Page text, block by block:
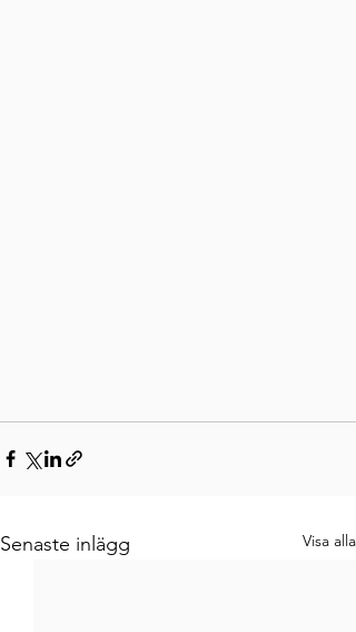
Senaste inlägg Visa alla